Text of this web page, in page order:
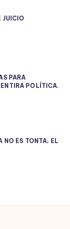
JUICIO
PARA
POLÍTICA.
NO ES TONTA; EL